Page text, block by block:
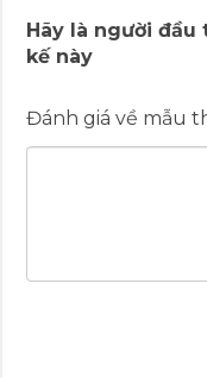
Hãy là người
kế này
Đánh giá về mẫu